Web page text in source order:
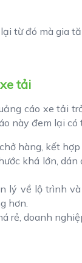
từ đó mà gia
tải
cáo xe tải
này đem lại có
hàng, kết
khá lớn,
lý về lộ trình
hơn.
rẻ, doanh